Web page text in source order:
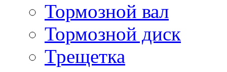
Тормозной вал
Тормозной диск
Трещетка